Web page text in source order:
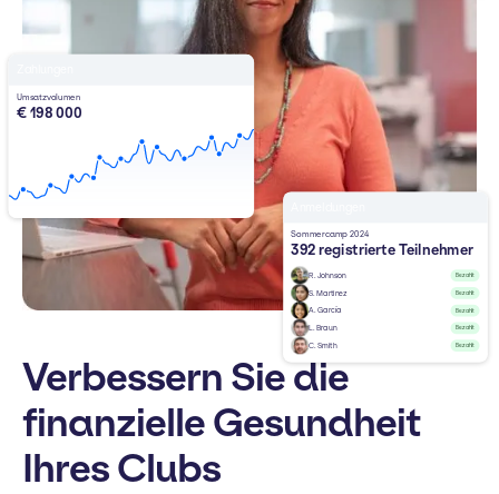
Verbessern Sie die
finanzielle Gesundheit
Ihres Clubs
Umsatzvolumen
€ 198 000
Sommercamp 2024
392 registrierte Teilnehmer
R. Johnson Bezahlt
S. Martinez Bezahlt
A. García Bezahlt
L. Braun Bezahlt
C. Smith Bezahlt